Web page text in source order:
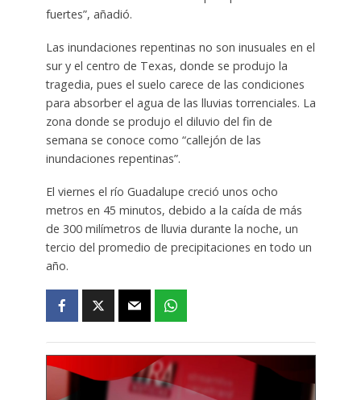
fuertes”, añadió.
Las inundaciones repentinas no son inusuales en el
sur y el centro de Texas, donde se produjo la
tragedia, pues el suelo carece de las condiciones
para absorber el agua de las lluvias torrenciales. La
zona donde se produjo el diluvio del fin de
semana se conoce como “callejón de las
inundaciones repentinas”.
El viernes el río Guadalupe creció unos ocho
metros en 45 minutos, debido a la caída de más
de 300 milímetros de lluvia durante la noche, un
tercio del promedio de precipitaciones en todo un
año.